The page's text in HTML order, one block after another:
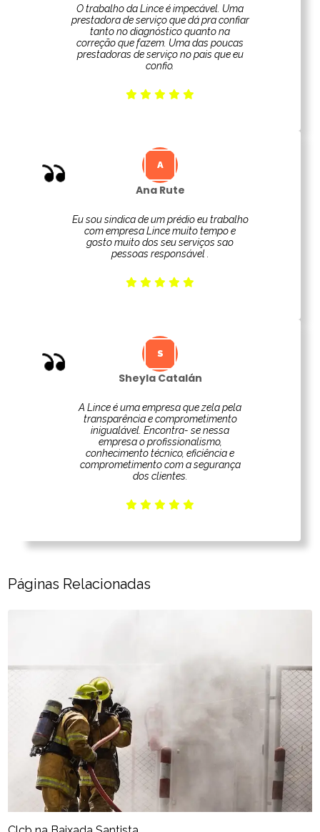
O trabalho da Lince é impecável. Uma
prestadora de serviço que dá pra confiar
tanto no diagnóstico quanto na
correção que fazem. Uma das poucas
prestadoras de serviço no pais que eu
confio.
Ana Rute
Eu sou sindica de um prédio eu trabalho
com empresa Lince muito tempo e
gosto muito dos seu serviços sao
pessoas responsável .
Sheyla Catalán
A Lince é uma empresa que zela pela
transparência e comprometimento
inigualável. Encontra- se nessa
empresa o profissionalismo,
conhecimento técnico, eficiência e
comprometimento com a segurança
dos clientes.
Páginas Relacionadas